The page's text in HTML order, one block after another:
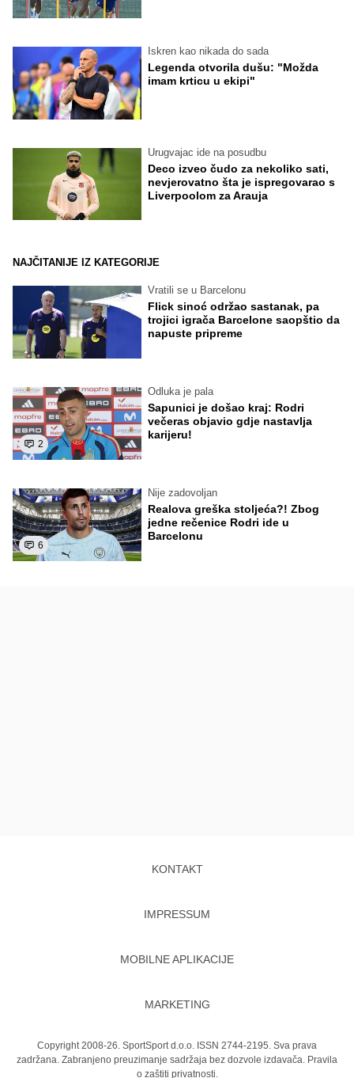
Iskren kao nikada do sada
Legenda otvorila dušu: "Možda
imam krticu u ekipi"
Urugvajac ide na posudbu
Deco izveo čudo za nekoliko sati,
nevjerovatno šta je ispregovarao s
Liverpoolom za Arauja
NAJČITANIJE IZ KATEGORIJE
Vratili se u Barcelonu
Flick sinoć održao sastanak, pa
trojici igrača Barcelone saopštio da
napuste pripreme
2
Odluka je pala
Sapunici je došao kraj: Rodri
večeras objavio gdje nastavlja
karijeru!
6
Nije zadovoljan
Realova greška stoljeća?! Zbog
jedne rečenice Rodri ide u
Barcelonu
KONTAKT
IMPRESSUM
MOBILNE APLIKACIJE
MARKETING
Copyright 2008-26. SportSport d.o.o. ISSN 2744-2195. Sva prava
zadržana. Zabranjeno preuzimanje sadržaja bez dozvole izdavača. Pravila
o zaštiti privatnosti.